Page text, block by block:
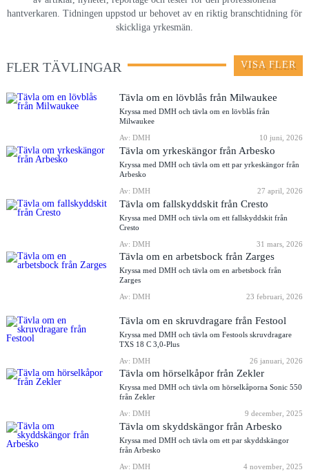
hantverkaren. Tidningen uppstod ur behovet av en riktig branschtidning för
skickliga yrkesmän.
FLER TÄVLINGAR VISA FLER
Tävla om en lövblås från Milwaukee
Kryssa med DMH och tävla om en lövblås från
Milwaukee
Av: DMH
10 juni, 2026
Tävla om yrkeskängor från Arbesko
Kryssa med DMH och tävla om ett par yrkeskängor från
Arbesko
Av: DMH
27 april, 2026
Tävla om fallskyddskit från Cresto
Kryssa med DMH och tävla om ett fallskyddskit från
Cresto
Av: DMH
31 mars, 2026
Tävla om en arbetsbock från Zarges
Kryssa med DMH och tävla om en arbetsbock från
Zarges
Av: DMH
23 februari, 2026
Tävla om en skruvdragare från Festool
Kryssa med DMH och tävla om Festools skruvdragare
TXS 18 C 3,0-Plus
Av: DMH
26 januari, 2026
Tävla om hörselkåpor från Zekler
Kryssa med DMH och tävla om hörselkåporna Sonic 550
från Zekler
Av: DMH
9 december, 2025
Tävla om skyddskängor från Arbesko
Kryssa med DMH och tävla om ett par skyddskängor
från Arbesko
Av: DMH
4 november, 2025